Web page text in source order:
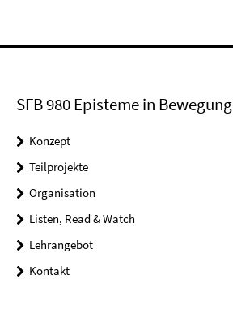
SFB 980 Episteme in Bewegung
Konzept
Teilprojekte
Organisation
Listen, Read & Watch
Lehrangebot
Kontakt